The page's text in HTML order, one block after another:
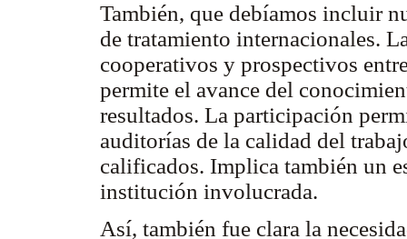
También, que debíamos incluir
de tratamiento internacionales.
cooperativos y prospectivos
permite el avance del
resultados. La participación
auditorías de la calidad del
calificados. Implica también un
institución involucrada.
Así, también fue clara la